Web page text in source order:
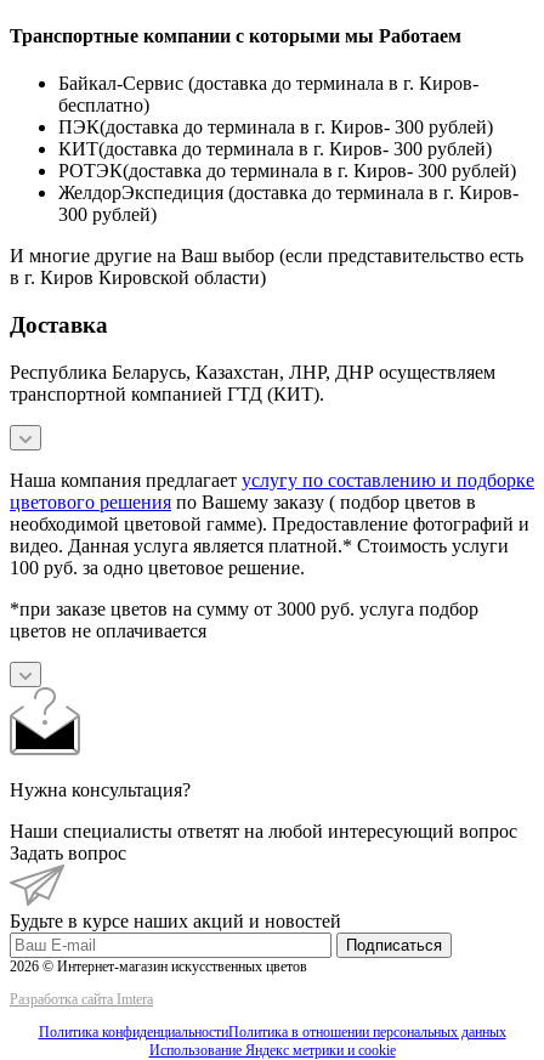
Транспортные компании с которыми мы Работаем
Байкал-Сервис (доставка до терминала в г. Киров-
бесплатно)
ПЭК(доставка до терминала в г. Киров- 300 рублей)
КИТ(доставка до терминала в г. Киров- 300 рублей)
РОТЭК(доставка до терминала в г. Киров- 300 рублей)
ЖелдорЭкспедиция (доставка до терминала в г. Киров-
300 рублей)
И многие другие на Ваш выбор (если представительство есть
в г. Киров Кировской области)
Доставка
Республика Беларусь, Казахстан, ЛНР, ДНР осуществляем
транспортной компанией ГТД (КИТ).
Наша компания предлагает услугу по составлению и подборке
цветового решения по Вашему заказу ( подбор цветов в
необходимой цветовой гамме). Предоставление фотографий и
видео. Данная услуга является платной.* Стоимость услуги
100 руб. за одно цветовое решение.
*при заказе цветов на сумму от 3000 руб. услуга подбор
цветов не оплачивается
Нужна консультация?
Наши специалисты ответят на любой интересующий вопрос
Задать вопрос
Будьте в курсе наших акций и новостей
Подписаться
2026 © Интернет-магазин искусственных цветов
Разработка сайта Imtera
Политика конфиденциальностиПолитика в отношении персональных данных
Использование Яндекс метрики и cookie